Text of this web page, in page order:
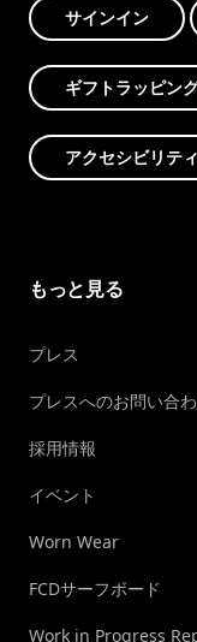
サインイン
ギフトラッピン
アクセシビリテ
もっと見る
プレス
プレスへのお問い合
採用情報
イベント
Worn Wear
FCDサーフボード
Work in Progress